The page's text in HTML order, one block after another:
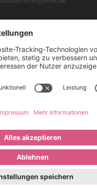
Presse
Barrierefreiheit
JenaKultur 2026